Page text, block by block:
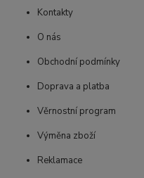
Kontakty
O nás
Obchodní podmínky
Doprava a platba
Věrnostní program
Výměna zboží
Reklamace